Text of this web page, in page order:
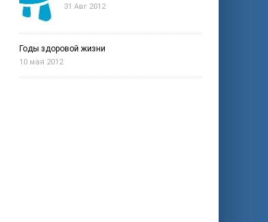
31 Авг 2012
Годы здоровой жизни
10 мая 2012